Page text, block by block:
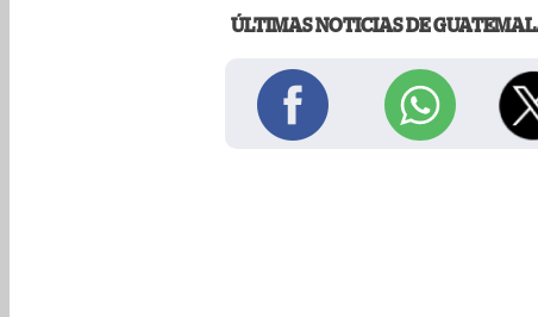
ÚLTIMAS NOTICIAS DE